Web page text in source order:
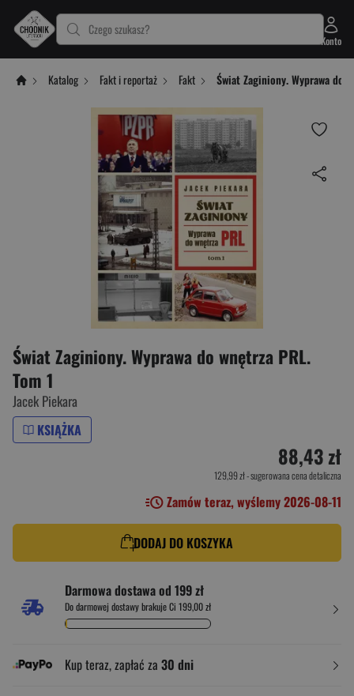
Czego szukasz?
Konto
Katalog Fakt i reportaż Fakt Świat Zaginiony. Wyprawa do
Świat Zaginiony. Wyprawa do wnętrza PRL.
Tom 1
Jacek Piekara
KSIĄŻKA
88,43 zł
129,99 zł- sugerowana cena detaliczna
Zamów teraz, wyślemy 2026-08-11
DODAJ DO KOSZYKA
Darmowa dostawa od 199 zł
Do darmowej dostawy brakuje Ci 199,00 zł
Kup teraz, zapłać za 30 dni